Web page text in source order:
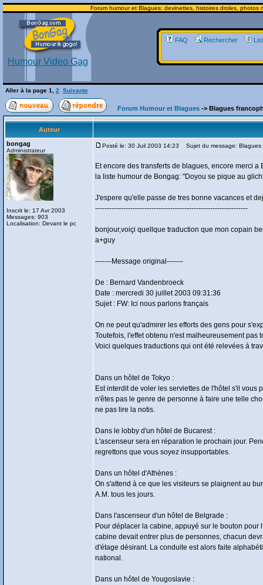
Forum humour et Blagues: devinettes, histoires droles, photos
Humour Video Gag
FAQ Rechercher
Aller à la page 1 2 Suivante
Forum Humour et Blagues -> Blagues
Auteur
bongag
Administrateur
Inscrit le: 17 Avr 2003
Messages: 903
Localisation: Devant le pc
Posté le: 30 Juil 2003 14:23 Sujet du message: Blagues
Et encore des transferts de blagues, encore merci
la liste humour de Bongag: "Doyou se pique au
J'espere qu'elle passe de tres bonne vacances et
-----------------------------------------------------------------
bonjour,voiçi quellque traduction que mon copain
a+guy
-------Message original-------
De : Bernard Vandenbroeck
Date : mercredi 30 juillet 2003 09:31:36
Sujet : FW: Ici nous parlons français
On ne peut qu'admirer les efforts des gens pour
Toutefois, l'effet obtenu n'est malheureusement pas
Voici quelques traductions qui ont été relevées à
Dans un hôtel de Tokyo :
Est interdit de voler les serviettes de l'hôtel s'il vous
n'êtes pas le genre de personne à faire une telle
ne pas lire la notis.
Dans le lobby d'un hôtel de Bucarest :
L'ascenseur sera en réparation le prochain jour.
regrettons que vous soyez insupportables.
Dans un hôtel d'Athènes :
On s'attend à ce que les visiteurs se plaignent au
A.M. tous les jours.
Dans l'ascenseur d'un hôtel de Belgrade :
Pour déplacer la cabine, appuyé sur le bouton pour
cabine devait entrer plus de personnes, chacun
d'étage désirant. La conduite est alors faite
national.
Dans un hôtel de Yougoslavie :